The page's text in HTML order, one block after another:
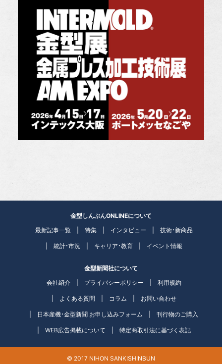
金型しんぶんONLINEについて
最新記事一覧
特集 インタビュー 技術・新商品
統計・市況 キャリア・教育 イベント情報
金型新聞社について
会社紹介
プライバシーポリシー 利用規約
よくある質問 コラム お問い合わせ
日本産機・金型新聞 お申し込みフォーム 刊行物のご購入
WEB広告掲載について 特定商取引法に基づく表記
© 2017 NIHON SANKISHINBUN